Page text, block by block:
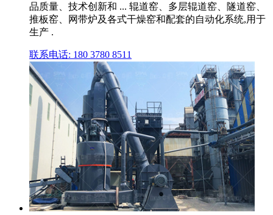
品质量、技术创新和 ... 辊道窑、多层辊道窑、隧道窑、
推板窑、网带炉及各式干燥窑和配套的自动化系统,用于
生产 .
联系电话: 180 3780 8511